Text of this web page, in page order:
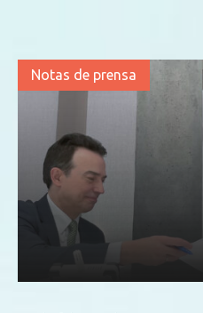
Notas de prensa